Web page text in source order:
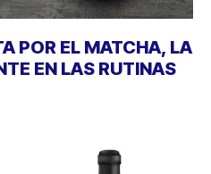
POR EL MATCHA, LA
EN LAS RUTINAS